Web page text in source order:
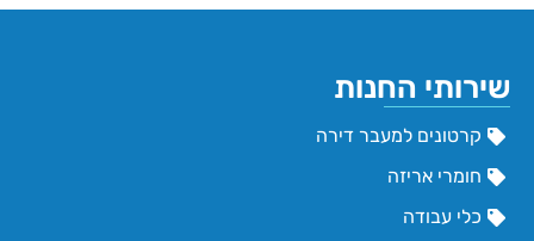
שירותי החנות
קרטונים למעבר דירה
חומרי אריזה
כלי עבודה